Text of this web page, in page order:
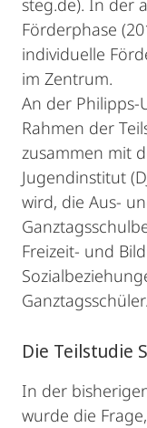
steg.de). In der
Förderphase
individuelle
im Zentrum.
An der
Rahmen der
zusammen mit
Jugendinstitut
wird, die Aus-
Freizeit- und
Die Teilstudie
In der
wurde die